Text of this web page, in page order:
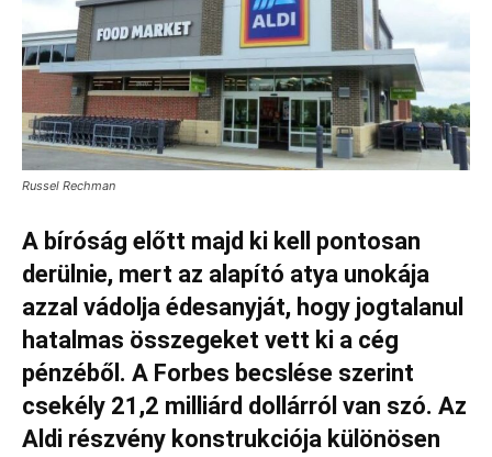
Russel Rechman
A bíróság előtt majd ki kell pontosan
derülnie, mert az alapító atya unokája
azzal vádolja édesanyját, hogy jogtalanul
hatalmas összegeket vett ki a cég
pénzéből. A Forbes becslése szerint
csekély 21,2 milliárd dollárról van szó. Az
Aldi részvény konstrukciója különösen